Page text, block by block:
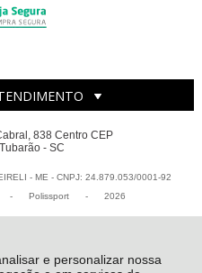
e personalizar nossa
838 Centro CEP
- SC
- ME - CNPJ: 24.879.053/0001-92
- Polissport - 2026